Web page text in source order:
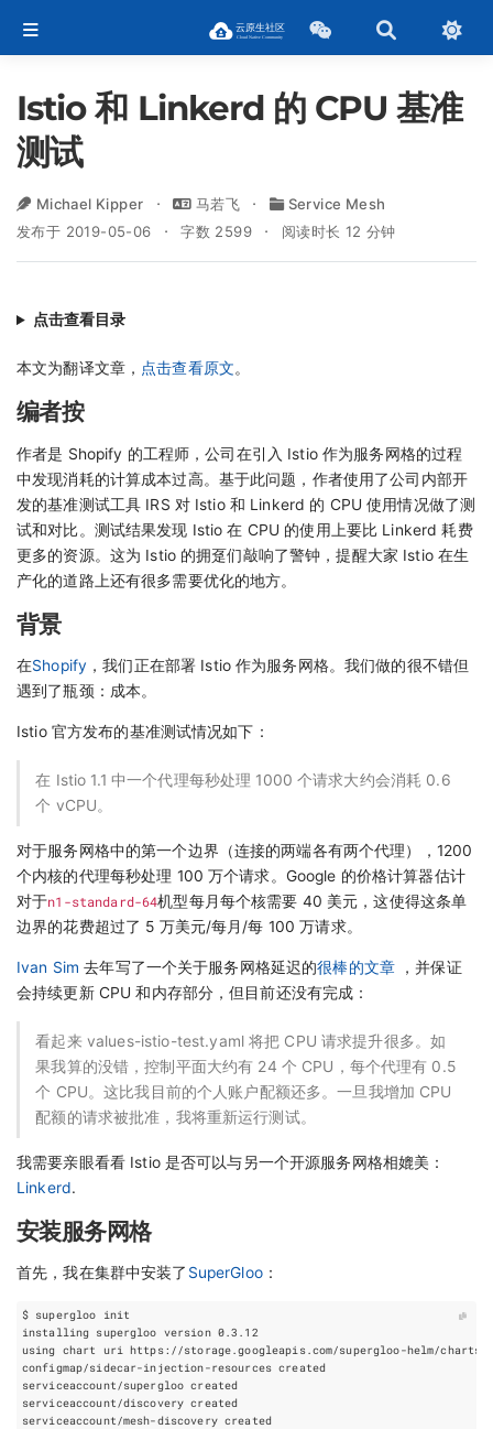
Istio 和 Linkerd 的 CPU 基准
测试
Michael Kipper 马若飞
Service Mesh
发布于 2019-05-06
字数 2599 阅读时长 12 分钟
点击查看目录
本文为翻译文章， 点击查看原文。
编者按
作者是 Shopify 的工程师，公司在引入 Istio 作为服务网格的过程
中发现消耗的计算成本过高。基于此问题，作者使用了公司内部开
发的基准测试工具 IRS 对 Istio 和 Linkerd 的 CPU 使用情况做了测
试和对比。测试结果发现 Istio 在 CPU 的使用上要比 Linkerd 耗费
更多的资源。这为 Istio 的拥趸们敲响了警钟，提醒大家 Istio 在生
产化的道路上还有很多需要优化的地方。
背景
在Shopify ，我们正在部署 Istio 作为服务网格。我们做的很不错但
遇到了瓶颈：成本。
Istio 官方发布的基准测试情况如下：
在 Istio 1.1 中一个代理每秒处理 1000 个请求大约会消耗 0.6
个 vCPU。
对于服务网格中的第一个边界（连接的两端各有两个代理），1200
个内核的代理每秒处理 100 万个请求。Google 的价格计算器估计
对于n1-standard-64机型每月每个核需要 40 美元，这使得这条单
边界的花费超过了 5 万美元/每月/每 100 万请求。
Ivan Sim 去年写了一个关于服务网格延迟的很棒的文章 ，并保证
会持续更新 CPU 和内存部分，但目前还没有完成：
看起来 values-istio-test.yaml 将把 CPU 请求提升很多。如
果我算的没错，控制平面大约有 24 个 CPU，每个代理有 0.5
个 CPU。这比我目前的个人账户配额还多。一旦我增加 CPU
配额的请求被批准，我将重新运行测试。
我需要亲眼看看 Istio 是否可以与另一个开源服务网格相媲美：
Linkerd.
安装服务网格
首先，我在集群中安装了 SuperGloo：
installing supergloo version 0.3.12